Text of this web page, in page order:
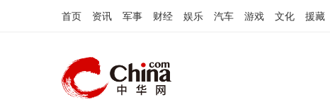
首页 资讯 军事 财经 娱乐 汽车 游戏 文化 援藏